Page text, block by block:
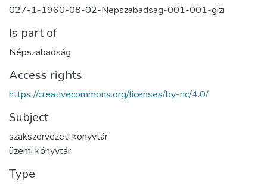
027-1-1960-08-02-Nepszabadsag-001-001-gizi
Is part of
Népszabadság
Access rights
https://creativecommons.org/licenses/by-nc/4.0/
Subject
szakszervezeti könyvtár
üzemi könyvtár
Type